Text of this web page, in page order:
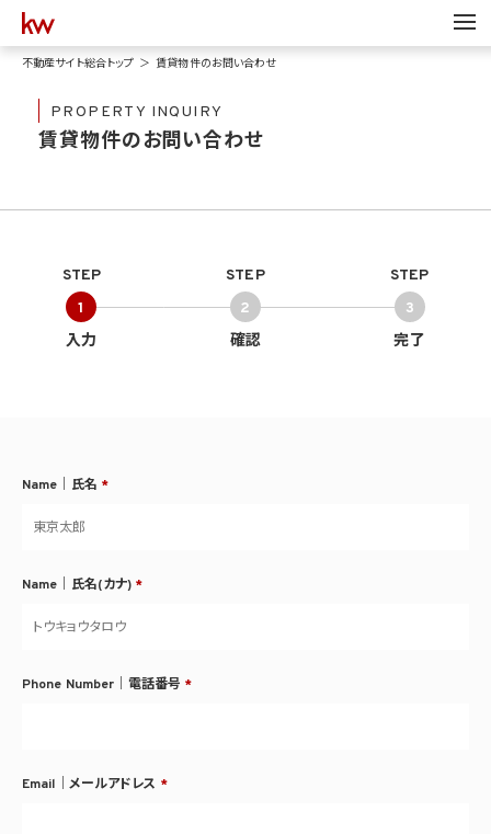
不動産サイト総合トップ 賃貸物件のお問い合わせ
PROPERTY INQUIRY
賃貸物件のお問い合わせ
STEP
1
入力
STEP
2
確認
STEP
3
完了
Name｜氏名 *
Name｜氏名(カナ) *
Phone Number｜電話番号 *
Email｜メールアドレス *